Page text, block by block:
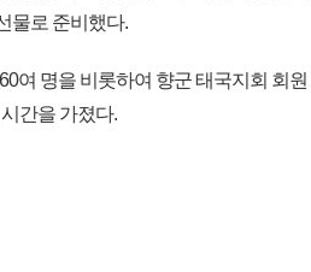
물로 준비했다.
여 명을 비롯하여 향군 태국지회 회원
간을 가졌다.